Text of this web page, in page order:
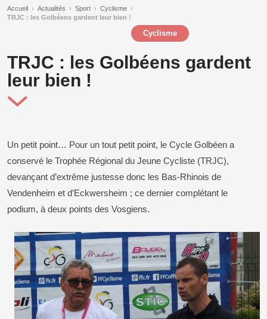
Accueil › Actualités › Sport › Cyclisme ›
TRJC : les Golbéens gardent leur bien !
Cyclisme
TRJC : les Golbéens gardent
leur bien !
Un petit point… Pour un tout petit point, le Cycle Golbéen a
conservé le Trophée Régional du Jeune Cycliste (TRJC),
devançant d’extrême justesse donc les Bas-Rhinois de
Vendenheim et d’Eckwersheim ; ce dernier complétant le
podium, à deux points des Vosgiens.